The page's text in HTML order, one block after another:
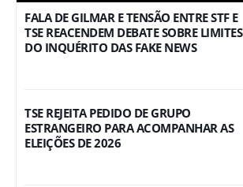
FALA DE GILMAR E TENSÃO ENTRE STF E
TSE REACENDEM DEBATE SOBRE LIMITES
DO INQUÉRITO DAS FAKE NEWS
TSE REJEITA PEDIDO DE GRUPO
ESTRANGEIRO PARA ACOMPANHAR AS
ELEIÇÕES DE 2026